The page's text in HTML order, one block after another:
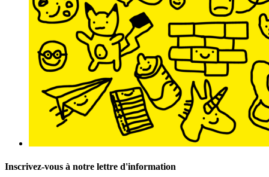
Inscrivez-vous à notre lettre d'information